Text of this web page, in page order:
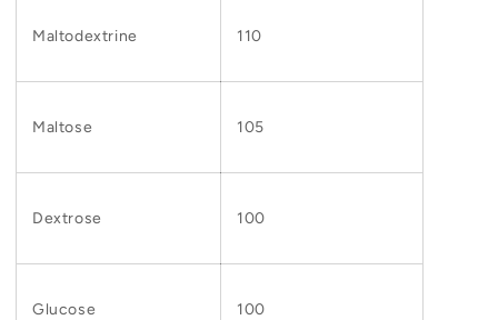
Maltodextrine 110
Maltose 105
Dextrose 100
Glucose 100